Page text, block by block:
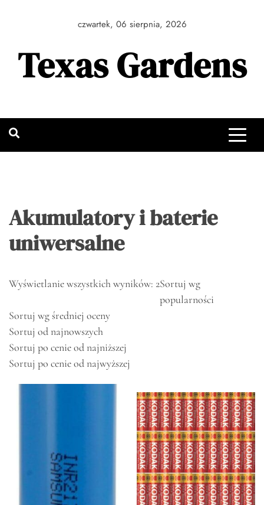
czwartek, 06 sierpnia, 2026
Texas Gardens
Akumulatory i baterie
uniwersalne
Wyświetlanie wszystkich wyników: 2Sortuj wg
popularności
Sortuj wg średniej oceny
Sortuj od najnowszych
Sortuj po cenie od najniższej
Sortuj po cenie od najwyższej